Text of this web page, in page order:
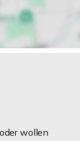
wollen